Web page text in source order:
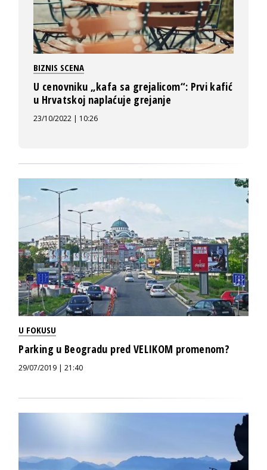
BIZNIS SCENA
U cenovniku „kafa sa grejalicom“: Prvi kafić
u Hrvatskoj naplaćuje grejanje
23/10/2022 | 10:26
U FOKUSU
Parking u Beogradu pred VELIKOM promenom?
29/07/2019 | 21:40